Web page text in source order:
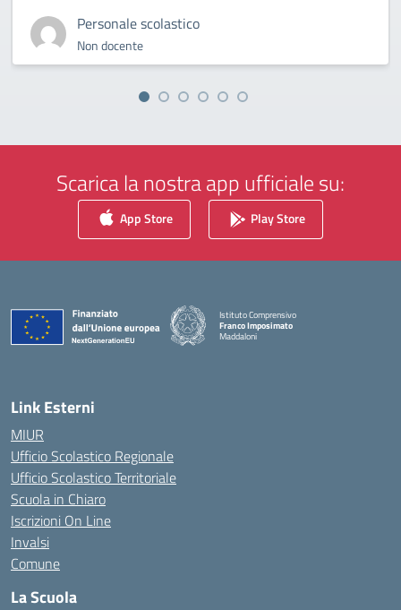
Personale scolastico
Non docente
Scarica la nostra app ufficiale su:
App Store Play Store
Istituto Comprensivo
Franco Imposimato
Maddaloni
Link Esterni
MIUR
Ufficio Scolastico Regionale
Ufficio Scolastico Territoriale
Scuola in Chiaro
Iscrizioni On Line
Invalsi
Comune
La Scuola